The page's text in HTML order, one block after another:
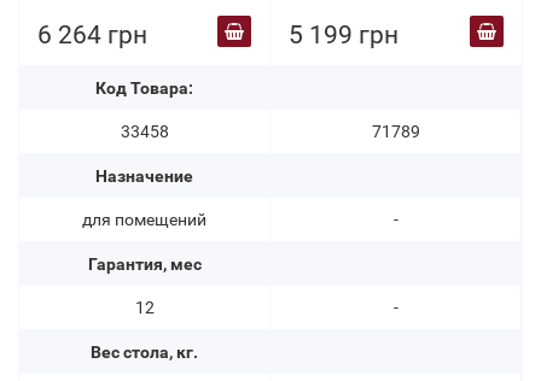
6 264 грн
Код Товара:
33458
Назначение
для помещений
Гарантия, мес
12
Вес стола, кг.
5 199 грн
71789
-
-